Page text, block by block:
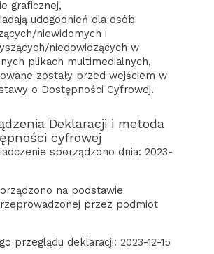
graficznej,
udogodnień dla osób
niewidomych i
niedowidzących w
plikach multimedialnych,
zostały przed wejściem w
o Dostępności Cyfrowej.
Deklaracji i metoda
cyfrowej
sporządzono dnia: 2023-
na podstawie
przez podmiot
przeglądu deklaracji: 2023-12-15